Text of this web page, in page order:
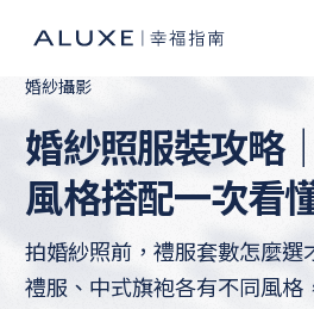
婚紗攝影
婚紗照服裝攻略
風格搭配一次看
拍婚紗照前，禮服套數怎麼選
禮服、中式旗袍各有不同風格